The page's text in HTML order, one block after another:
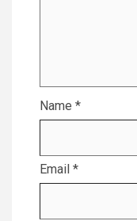
Name *
Email *